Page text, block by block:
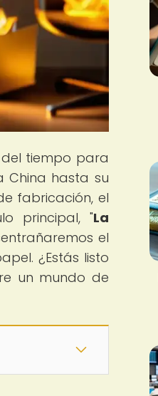
tiempo para
China hasta su
fabricación, el
principal, "La
el
¿Estás listo
un mundo de